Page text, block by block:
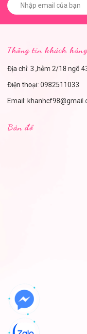
Thông tin khách
Địa chỉ: 3 ,hẻm 2/18 ngõ
Điện thoại: 0982511033
Email:
Bản đồ